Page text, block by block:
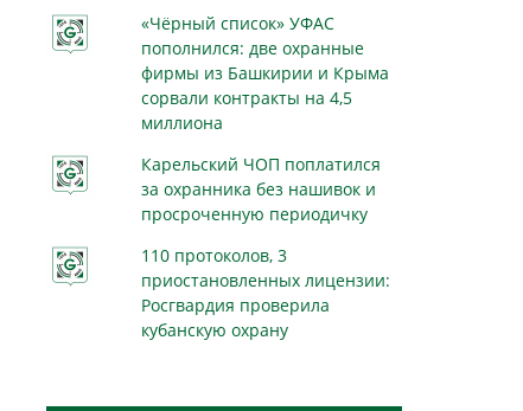
«Чёрный список» УФАС
пополнился: две охранные
фирмы из Башкирии и Крыма
сорвали контракты на 4,5
миллиона
Карельский ЧОП поплатился
за охранника без нашивок и
просроченную периодичку
110 протоколов, 3
приостановленных лицензии:
Росгвардия проверила
кубанскую охрану